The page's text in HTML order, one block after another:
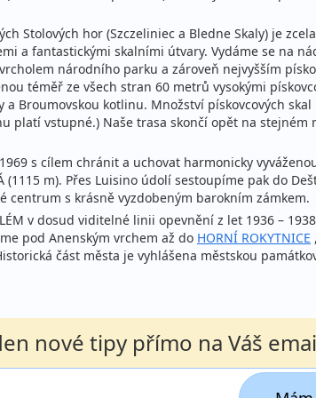
Stolových hor (Szczeliniec a Bledne Skaly) je
a fantastickými skalními útvary. Vydáme se na
vrcholem národního parku a zároveň nejvyšším
téměř ze všech stran 60 metrů vysokými
Broumovskou kotlinu. Množství pískovcových
platí vstupné.) Naše trasa skončí opět na
s cílem chránit a uchovat harmonicky
(1115 m). Přes Luisino údolí sestoupíme pak do
centrum s krásně vyzdobeným barokním zámkem.
v dosud viditelné linii opevnění z let 1936 –
pod Anenským vrchem až do HORNÍ ROKYTNICE
část města je vyhlášena městskou
nové tipy přímo na Váš